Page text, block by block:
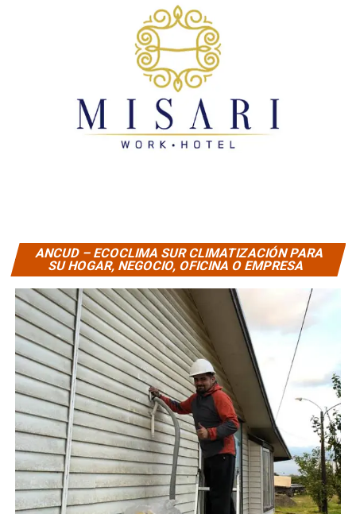
ANCUD – ECOCLIMA SUR CLIMATIZACIÓN PARA
SU HOGAR, NEGOCIO, OFICINA O EMPRESA